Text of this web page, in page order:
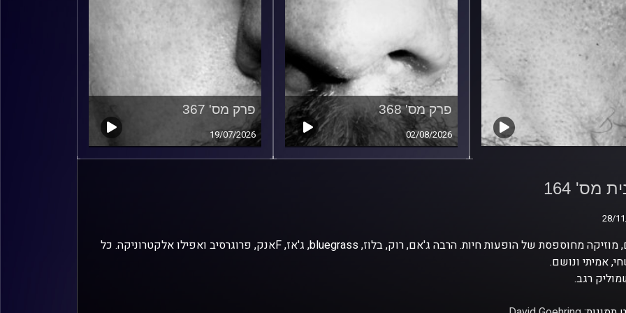
28/
פרק מס' 368
02/08/2026
פרק מס' 367
19/07/2026
מס' 164
28/
זיפים, מוזיקה מחוספסת של הופעות חיות. הרבה ג'אם, רוק, בלוז, bluegrass, ג'אז, Fאנק, פרוגרסיב ואפילו אלקטרוניקה. כל
אמיתי ונושם.
רגב.